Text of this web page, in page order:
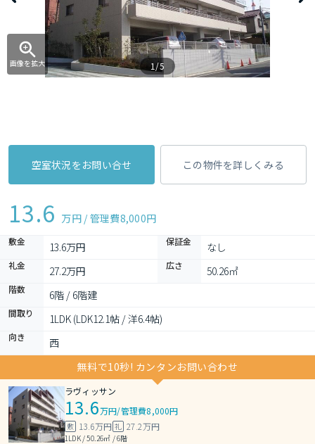
画像を拡大 1/5
空室状況をお問い合せ この物件を詳しくみる
13.6 万円 / 管理費8,000円
敷金 13.6万円 保証金 なし
礼金 27.2万円 広さ 50.26㎡
階数 6階 / 6階建
間取り 1LDK (LDK12.1帖 / 洋6.4帖)
向き
西
無料で10秒! カンタンお問い合わせ
ラヴィッサン
13.6万円/管理費8,000円
敷 13.6万円 礼 27.2万円
1LDK / 50.26㎡ / 6階